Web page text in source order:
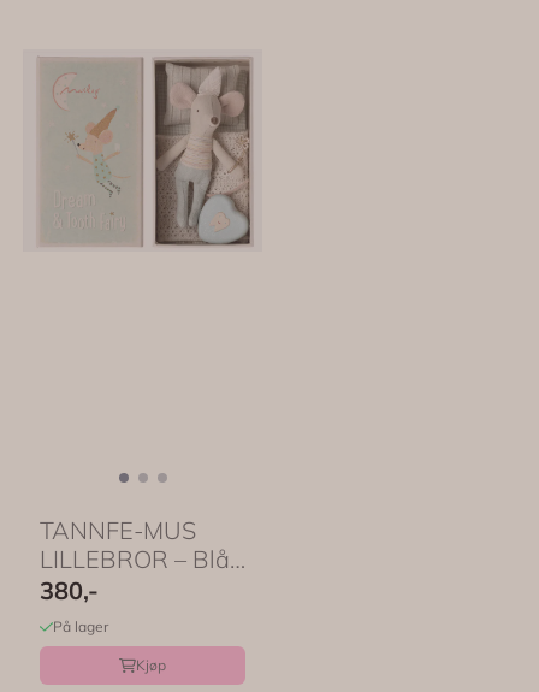
TANNFE-MUS
LILLEBROR – Blå
med eske – Maileg
380,-
På lager
Kjøp